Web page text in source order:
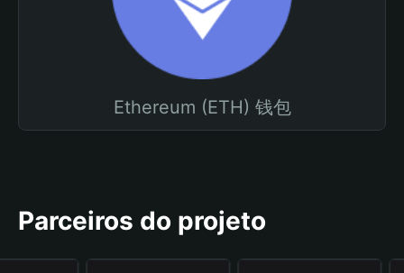
Ethereum (ETH) 钱包
Parceiros do projeto